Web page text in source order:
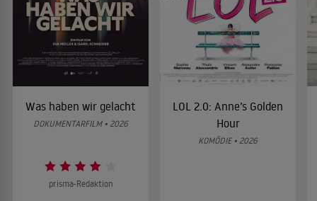
Was haben wir gelacht
DOKUMENTARFILM • 2026
prisma-Redaktion
LOL 2.0: Anne’s Golden
Hour
KOMÖDIE • 2026